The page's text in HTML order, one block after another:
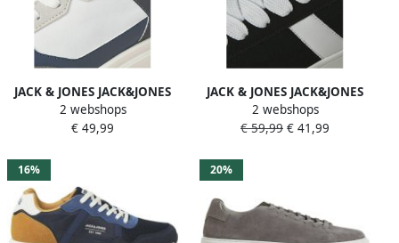
JACK & JONES JACK&JONES
JFWASPIRE PU RUNNER
NOOS Heren Veterschoenen
2 webshops
€ 49,99
JACK & JONES JACK&JONES
JFWMILES SYN SUEDE
SNEAKER SN Heren
2 webshops
€ 59,99 € 41,99
16% 20%